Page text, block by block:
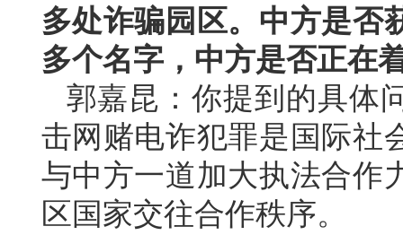
多处诈骗园区。中方是否
多个名字，中方是否正在
郭嘉昆：你提到的具体
击网赌电诈犯罪是国际社
与中方一道加大执法合作
区国家交往合作秩序。